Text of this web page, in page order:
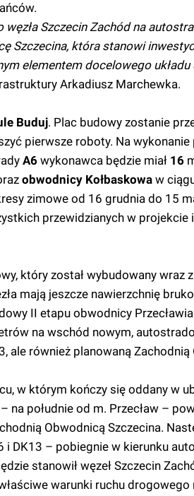
Szczecin Zachód na
Szczecina, która stanowi
elementem docelowego
Arkadiusz Marchewka.
Buduj. Plac budowy zostanie
pierwsze roboty. Na wykonanie
A6 wykonawca będzie miał 16
obwodnicy Kołbaskowa w
zimowe od 16 grudnia do 15
przewidzianych w projekcie
który został wybudowany wraz
mają jeszcze nawierzchnię
II etapu obwodnicy
na wschód nowym,
ale również planowaną
w którym kończy się oddany w
południe od m. Przecław –
Obwodnicą Szczecina.
DK13 – pobiegnie w kierunku
stanowił węzeł Szczecin
warunki ruchu drogowego